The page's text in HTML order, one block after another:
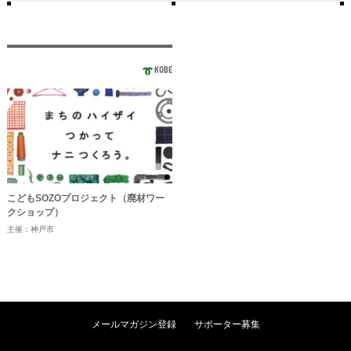
KOBE
こどもSOZOプロジェクト（廃材ワー
クショップ）
主催：神戸市
メールマガジン登録 サポーター募集